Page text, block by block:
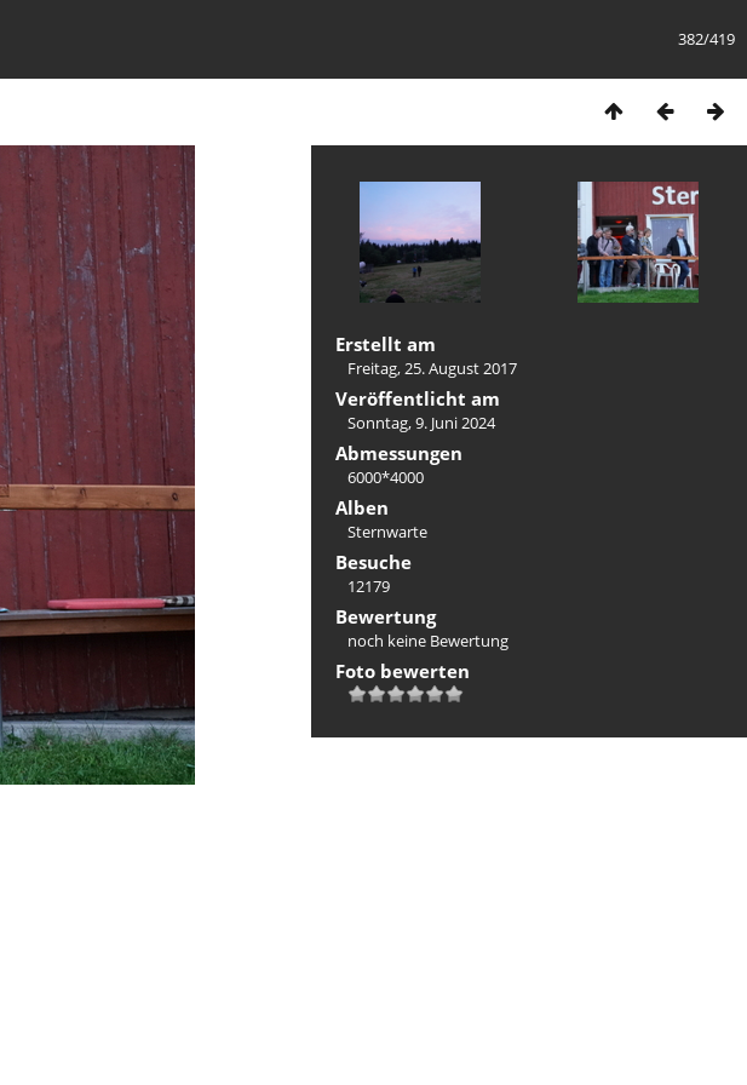
382/419
Erstellt am
Freitag, 25. August 2017
Veröffentlicht am
Sonntag, 9. Juni 2024
Abmessungen
6000*4000
Alben
Sternwarte
Besuche
12179
Bewertung
noch keine Bewertung
Foto bewerten